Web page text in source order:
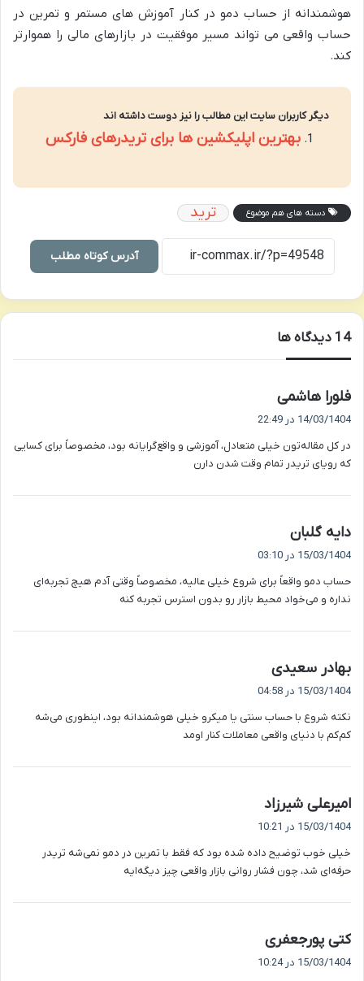
هوشمندانه از حساب دمو در کنار آموزش های مستمر و تمرین در
حساب واقعی می تواند مسیر موفقیت در بازارهای مالی را هموارتر
کند.
دیگر کاربران سایت این مطالب را نیز دوست داشته اند
بهترین اپلیکشین ها برای تریدرهای فارکس
دسته های هم موضوع ترید
آدرس کوتاه مطلب
‫14 دیدگاه ها
فلورا هاشمی
ف
:
14/03/1404 در 22:49
در کل مقاله‌تون خیلی متعادل، آموزشی و واقع‌گرایانه بود، مخصوصاً برای کسایی
که رویای تریدر تمام وقت شدن دارن
دایه گلبان
:
15/03/1404 در 03:10
حساب دمو واقعاً برای شروع خیلی عالیه، مخصوصاً وقتی آدم هیچ تجربه‌ای
نداره و می‌خواد محیط بازار رو بدون استرس تجربه کنه
بهادر سعیدی
ف
:
15/03/1404 در 04:58
نکته شروع با حساب سنتی یا میکرو خیلی هوشمندانه بود، اینطوری می‌شه
کم‌کم با دنیای واقعی معاملات کنار اومد
امیرعلی شیرزاد
ف
:
15/03/1404 در 10:21
خیلی خوب توضیح داده شده بود که فقط با تمرین در دمو نمی‌شه تریدر
حرفه‌ای شد، چون فشار روانی بازار واقعی چیز دیگه‌ایه
کتی پورجعفری
ف
15/03/1404 در 10:24